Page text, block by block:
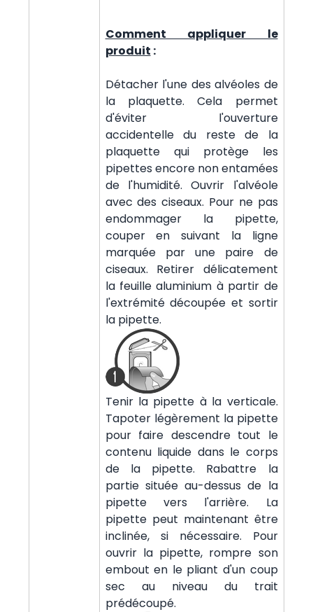
Comment appliquer le
produit :
Détacher l'une des alvéoles de
la plaquette. Cela permet
d'éviter l'ouverture
accidentelle du reste de la
plaquette qui protège les
pipettes encore non entamées
de l'humidité. Ouvrir l'alvéole
avec des ciseaux. Pour ne pas
endommager la pipette,
couper en suivant la ligne
marquée par une paire de
ciseaux. Retirer délicatement
la feuille aluminium à partir de
l'extrémité découpée et sortir
la pipette.
Tenir la pipette à la verticale.
Tapoter légèrement la pipette
pour faire descendre tout le
contenu liquide dans le corps
de la pipette. Rabattre la
partie située au-dessus de la
pipette vers l'arrière. La
pipette peut maintenant être
inclinée, si nécessaire. Pour
ouvrir la pipette, rompre son
embout en le pliant d'un coup
sec au niveau du trait
prédécoupé.